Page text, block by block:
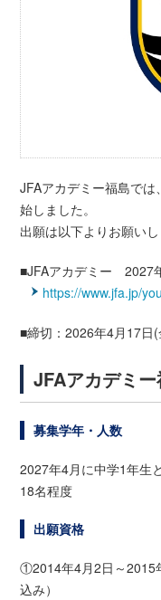
JFAアカデミー福島で
始しました。
出願は以下よりお願いし
■JFAアカデミー 2027
https://www.jfa.jp/
■締切：2026年4月17日
JFAアカデミー
募集学年・人数
2027年4月に中学1年生
18名程度
出願資格
①2014年4月2日～2015
込み）